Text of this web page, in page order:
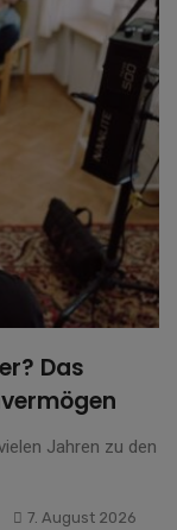
Das
Jahren zu den
7. August 2026